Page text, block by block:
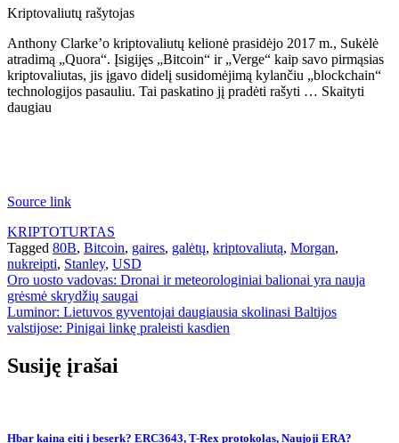
Kriptovaliutų rašytojas
Anthony Clarke’o kriptovaliutų kelionė prasidėjo 2017 m., Sukėlė
atradimą „Quora“. Įsigijęs „Bitcoin“ ir „Verge“ kaip savo pirmąsias
kriptovaliutas, jis įgavo didelį susidomėjimą kylančiu „blockchain“
technologijos pasauliu. Tai paskatino jį pradėti rašyti … Skaityti
daugiau
Source link
KRIPTOTURTAS
Tagged 80B, Bitcoin, gaires, galėtų, kriptovaliutą, Morgan,
nukreipti, Stanley, USD
Navigacija
tarp
įrašų
Oro uosto vadovas: Dronai ir meteorologiniai balionai yra nauja
grėsmė skrydžių saugai
Luminor: Lietuvos gyventojai daugiausia skolinasi Baltijos
valstijose: Pinigai linkę praleisti kasdien
Susiję įrašai
Hbar kaina eiti į beserk? ERC3643, T-Rex protokolas, Naujoji ERA?